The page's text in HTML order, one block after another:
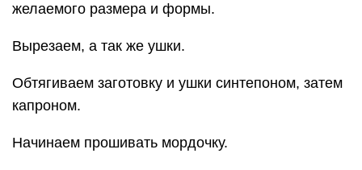
желаемого размера и формы.
Вырезаем, а так же ушки.
Обтягиваем заготовку и ушки синтепоном, затем
капроном.
Начинаем прошивать мордочку.